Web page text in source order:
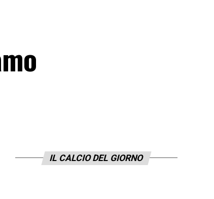
IL CALCIO DEL GIORNO